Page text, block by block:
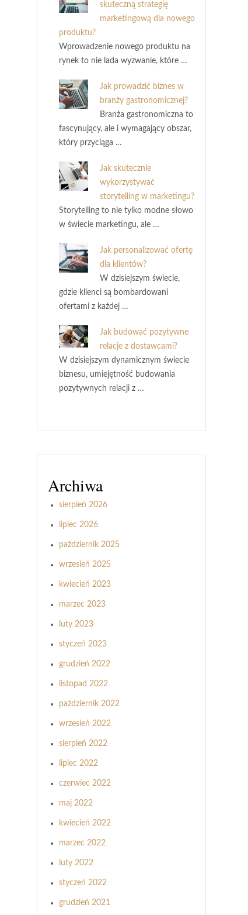
skuteczną strategię
marketingową dla nowego
produktu?
Wprowadzenie nowego produktu na
rynek to nie lada wyzwanie, które …
Jak prowadzić biznes w
branży gastronomicznej?
Branża gastronomiczna to
fascynujący, ale i wymagający obszar,
który przyciąga …
Jak skutecznie
wykorzystywać
storytelling w marketingu?
Storytelling to nie tylko modne słowo
w świecie marketingu, ale …
Jak personalizować ofertę
dla klientów?
W dzisiejszym świecie,
gdzie klienci są bombardowani
ofertami z każdej …
Jak budować pozytywne
relacje z dostawcami?
W dzisiejszym dynamicznym świecie
biznesu, umiejętność budowania
pozytywnych relacji z …
Archiwa
sierpień 2026
lipiec 2026
październik 2025
wrzesień 2025
kwiecień 2023
marzec 2023
luty 2023
styczeń 2023
grudzień 2022
listopad 2022
październik 2022
wrzesień 2022
sierpień 2022
lipiec 2022
czerwiec 2022
maj 2022
kwiecień 2022
marzec 2022
luty 2022
styczeń 2022
grudzień 2021